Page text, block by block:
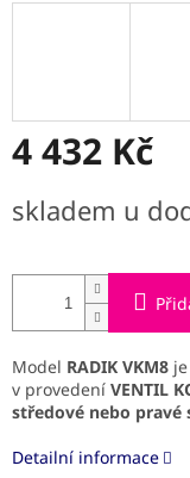
4 432 Kč
cena:
skladem u
Model RADIK VKM8
v provedení VENTIL
středové nebo pravé
Detailní informace